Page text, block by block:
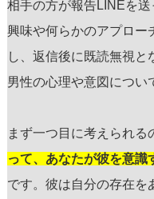
相手の方が報告LINEを
興味や何らかのアプロー
し、返信後に既読無視
男性の心理や意図につい
まず一つ目に考えられる
って、あなたが彼を意識
です。彼は自分の存在を